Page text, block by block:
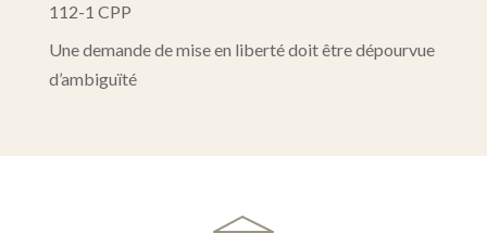
112-1 CPP
Une demande de mise en liberté doit être dépourvue
d’ambiguïté